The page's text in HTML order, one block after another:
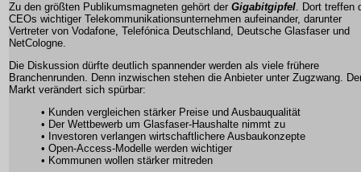
Zu den größten Publikumsmagneten gehört der Gigabitgipfel. Dort treffen
CEOs wichtiger Telekommunikationsunternehmen aufeinander, darunter
Vertreter von Vodafone, Telefónica Deutschland, Deutsche Glasfaser und
NetCologne.
Die Diskussion dürfte deutlich spannender werden als viele frühere
Branchenrunden. Denn inzwischen stehen die Anbieter unter Zugzwang.
Markt verändert sich spürbar:
• Kunden vergleichen stärker Preise und Ausbauqualität
• Der Wettbewerb um Glasfaser-Haushalte nimmt zu
• Investoren verlangen wirtschaftlichere Ausbaukonzepte
• Open-Access-Modelle werden wichtiger
• Kommunen wollen stärker mitreden